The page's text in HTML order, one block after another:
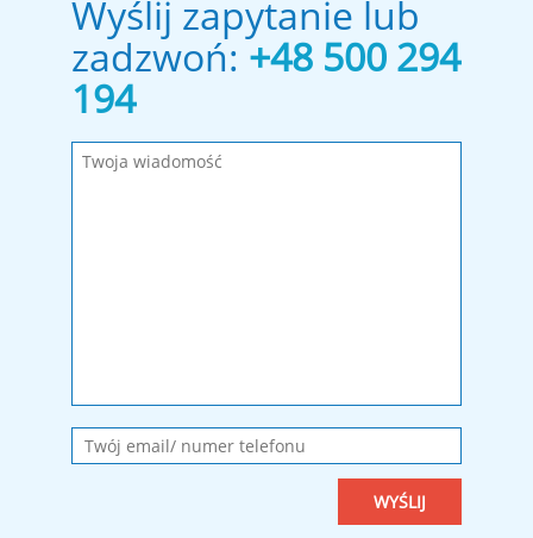
Wyślij zapytanie lub
zadzwoń:+48 500 294
194
Wypełnij wymagane pola!
Wiadomość została wysłana. Dziękujemy!